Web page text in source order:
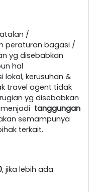
/
peraturan bagasi /
yg disebabkan
hal
kerusuhan &
travel agent tidak
yg disebabkan
tanggungan
semampunya
terkait.
, jika lebih ada